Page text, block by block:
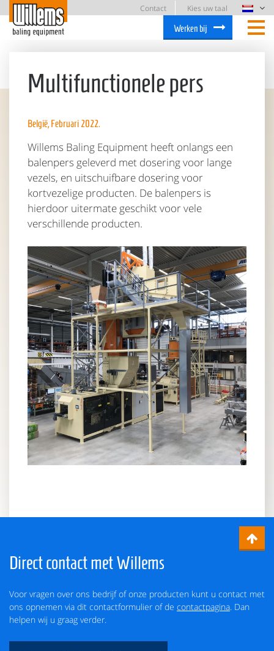
Contact
Kies uw taal
Werken bij
Multifunctionele pers
België, Februari 2022.
Willems Baling Equipment heeft onlangs een
balenpers geleverd met dosering voor lange
vezels, en uitschuifbare dosering voor
kortvezelige producten. De balenpers is
hierdoor uitermate geschikt voor vele
verschillende producten.
Direct contact met Willems
Voor vragen over ons bedrijf of onze producten kunt u contact met
ons opnemen via dit contactformulier of de contactpagina . Dan
helpen wij u graag verder.